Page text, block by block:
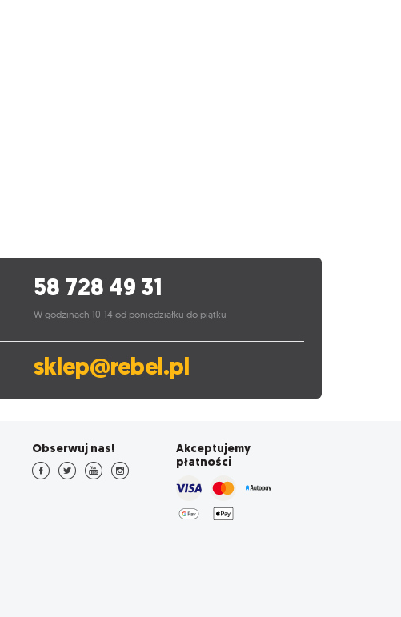
58 728 49 31
W godzinach 10-14 od poniedziałku do piątku
sklep@rebel.pl
Obserwuj nas!
Akceptujemy
płatności